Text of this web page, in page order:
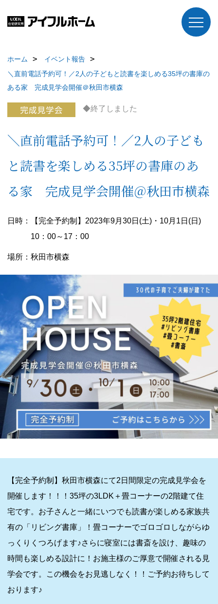
ホーム
イベント報告
＼直前電話予約可！／2人の子どもと読書を楽しめる35坪の書庫の
ある家 完成見学会開催＠秋田市横森
◆終了しました
＼直前電話予約可！／2人の子ども
と読書を楽しめる35坪の書庫のあ
る家 完成見学会開催＠秋田市横森
日時：【完全予約制】2023年9月30日(土)・10月1日(日)
10：00～17：00
場所：秋田市横森
【完全予約制】秋田市横森にて2日間限定の完成見学会を
開催します！！！35坪の3LDK＋畳コーナーの2階建て住
宅です。お子さんと一緒にいつでも読書が楽しめる家族共
有の「リビング書庫」！畳コーナーでゴロゴロしながらゆ
っくりくつろげます♪さらに寝室には書斎を設け、趣味の
時間も楽しめる設計に！お施主様のご厚意で開催される見
学会です。この機会をお見逃しなく！！ご予約お待ちして
おります♪